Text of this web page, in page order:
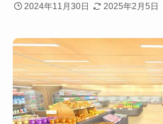
2024年11月30日 2025年2月5日